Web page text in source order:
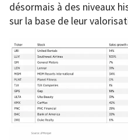
désormais à des niveaux
sur la base de leur